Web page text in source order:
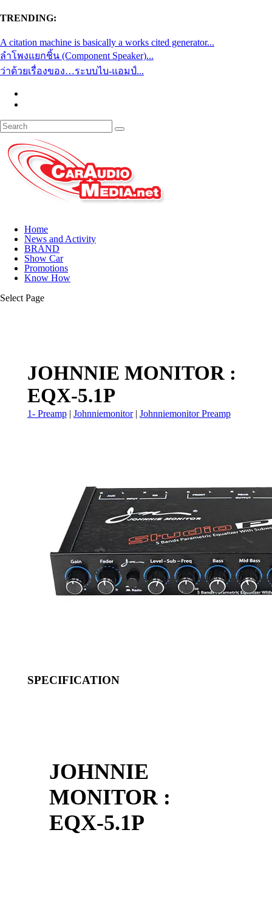
TRENDING:
A citation machine is basically a works cited generator...
ลำโพงแยกชิ้น (Component Speaker)...
ว่าด้วยเรื่องของ…ระบบไบ-แอมป์...
Home
News and Activity
BRAND
Show Car
Promotions
Know How
Select Page
JOHNNIE MONITOR :
EQX-5.1P
1- Preamp| Johnniemonitor| Johnniemonitor Preamp
SPECIFICATION
JOHNNIE
MONITOR :
EQX-5.1P